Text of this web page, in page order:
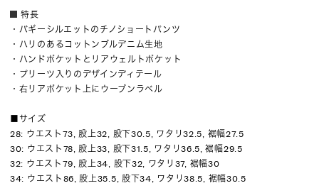
特長
・バギーシルエットのチノショートパンツ
・ハリのあるコットンブルデニム生地
・ハンドポケットとリアウェルトポケット
・プリーツ入りのデザインディテール
・右リアポケット上にウーブンラベル
■サイズ
28: ウエスト73, 股上32, 股下30.5, ワタリ32.5, 裾幅27.5
30: ウエスト78, 股上33, 股下31.5, ワタリ36.5, 裾幅29.5
32: ウエスト79, 股上34, 股下32, ワタリ37, 裾幅30
34: ウエスト86, 股上35.5, 股下34, ワタリ38.5, 裾幅30.5